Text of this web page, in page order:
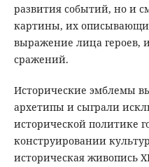
развития событий, но и
картины, их
выражение лица героев,
сражений.
Исторические эмблемы
архетипы и сыграли
исторической политике
конструировании
историческая живопись